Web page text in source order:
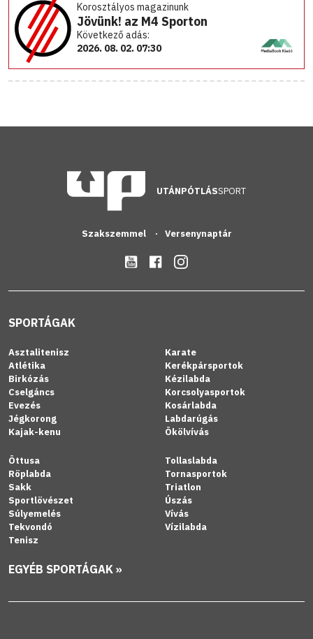
Korosztályos magazinunk
Jövünk! az M4 Sporton
Következő adás:
2026. 08. 02. 07:30
UTÁNPÓTLÁSSPORT
Szakszemmel Versenynaptár
SPORTÁGAK
Asztalitenisz
Atlétika
Birkózás
Cselgáncs
Evezés
Jégkorong
Kajak-kenu
Karate
Kerékpársportok
Kézilabda
Korcsolyasportok
Kosárlabda
Labdarúgás
Ökölvívás
Öttusa
Röplabda
Sakk
Sportlövészet
Súlyemelés
Tekvondó
Tenisz
Tollaslabda
Tornasportok
Triatlon
Úszás
Vívás
Vízilabda
EGYÉB SPORTÁGAK »